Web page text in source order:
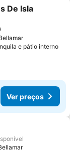
favoritos
De Isla
e pátio interno
Ver preços
favoritos